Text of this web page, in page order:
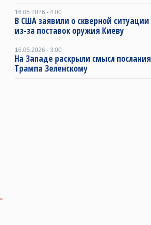
16.05.2026 - 4:00
В США заявили о скверной ситуации
из-за поставок оружия Киеву
16.05.2026 - 3:00
На Западе раскрыли смысл послания
Трампа Зеленскому